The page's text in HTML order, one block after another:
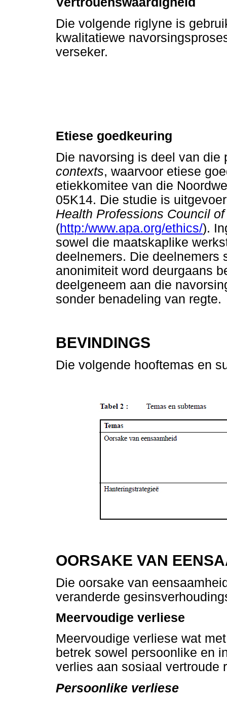
Die volgende riglyne is
kwalitatiewe
verseker.
Etiese goedkeuring
Die navorsing is deel van die
contexts, waarvoor etiese
etiekkomitee van die
05K14. Die studie is
Health Professions Council
(http:/www.apa.org/ethics/).
sowel die maatskaplike
deelnemers. Die deelnemers
anonimiteit word deurgaans
deelgeneem aan die
sonder benadeling van regte.
BEVINDINGS
Die volgende hooftemas en
OORSAKE VAN
Die oorsake van
veranderde
Meervoudige verliese
Meervoudige verliese wat
betrek sowel persoonlike en
verlies aan sosiaal vertroude
Persoonlike verliese